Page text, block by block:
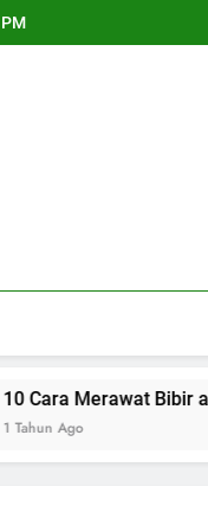
Bibir agar Tetap